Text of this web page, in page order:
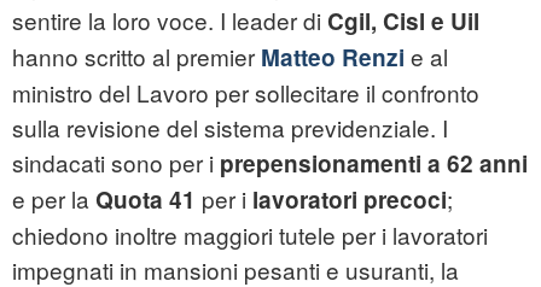
sentire la loro voce. I leader di Cgil, Cisl e Uil
hanno scritto al premier Matteo Renzi e al
ministro del Lavoro per sollecitare il confronto
sulla revisione del sistema previdenziale. I
sindacati sono per i prepensionamenti a 62 anni
e per la Quota 41 per i lavoratori precoci;
chiedono inoltre maggiori tutele per i lavoratori
impegnati in mansioni pesanti e usuranti, la